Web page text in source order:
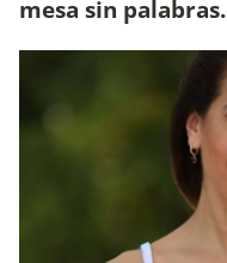
mesa sin palabras.